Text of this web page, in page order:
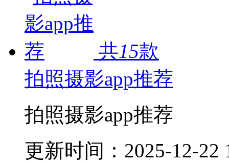
共15款
拍照摄影app推荐
拍照摄影app推荐
更新时间： 2025-12-22